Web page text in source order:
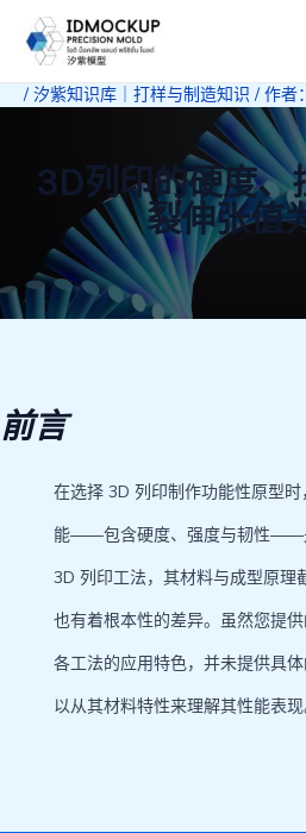
容
/ 汐紫知识库｜打样与制造知识 / 作者：
3D列印的硬度、
裂伸张值
前言
在选择 3D 列印制作功能性原型
能——包含硬度、强度与韧性——
3D 列印工法，其材料与成型原理
也有着根本性的差异。虽然您提
各工法的应用特色，并未提供具
以从其材料特性来理解其性能表现